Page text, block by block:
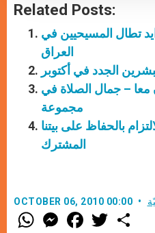
Related Posts:
تطال المسيحيين في
العراق
الجدد في أكتوبر
معا – جمال الصلاة في
مجموعة
بالحفاظ على بيتنا
المشترك
OCTOBER 06, 2010 00:00
W
h
M
e
F
a w